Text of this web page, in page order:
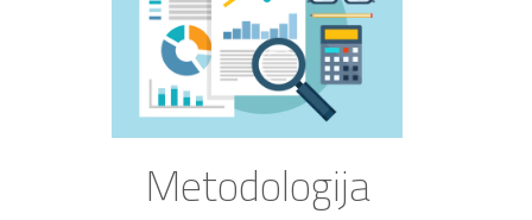
Metodologija